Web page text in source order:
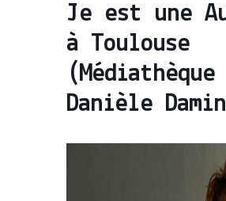
Je est une
à Toulouse
(Médiathèque
Danièle